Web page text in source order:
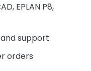
EPLAN P8,
support
orders